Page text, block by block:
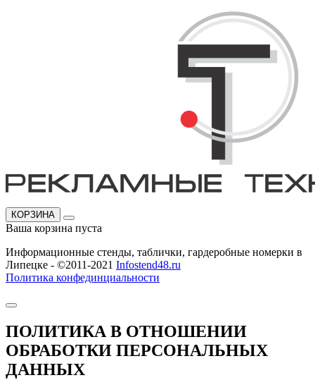
КОРЗИНА
Ваша корзина пуста
Информационные стенды, таблички, гардеробные номерки в
Липецке - ©2011-2021 Infostend48.ru
Политика конфединциальности
ПОЛИТИКА В ОТНОШЕНИИ
ОБРАБОТКИ ПЕРСОНАЛЬНЫХ
ДАННЫХ